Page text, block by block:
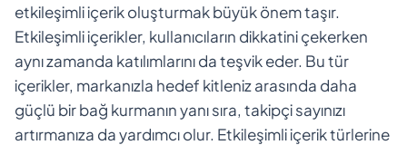
etkileşimli içerik oluşturmak büyük önem taşır.
Etkileşimli içerikler, kullanıcıların dikkatini çekerken
aynı zamanda katılımlarını da teşvik eder. Bu tür
içerikler, markanızla hedef kitleniz arasında daha
güçlü bir bağ kurmanın yanı sıra, takipçi sayınızı
artırmanıza da yardımcı olur. Etkileşimli içerik türlerine